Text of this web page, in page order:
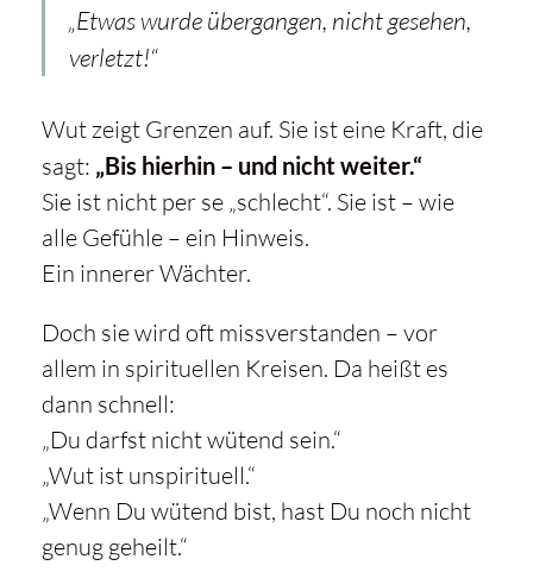
„Etwas wurde übergangen, nicht gesehen,
verletzt!“
Wut zeigt Grenzen auf. Sie ist eine Kraft, die
sagt: „Bis hierhin – und nicht weiter.“
Sie ist nicht per se „schlecht“. Sie ist – wie
alle Gefühle – ein Hinweis.
Ein innerer Wächter.
Doch sie wird oft missverstanden – vor
allem in spirituellen Kreisen. Da heißt es
dann schnell:
„Du darfst nicht wütend sein.“
„Wut ist unspirituell.“
„Wenn Du wütend bist, hast Du noch nicht
genug geheilt.“